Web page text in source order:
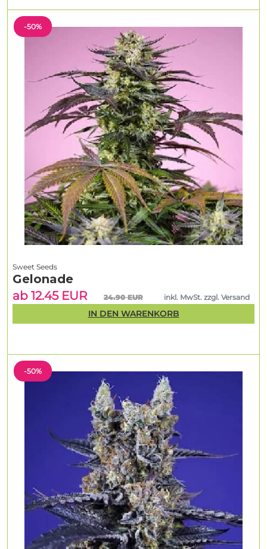
-50%
-50%
Sweet Seeds
Gelonade
ab 12.45 EUR
24.90 EUR inkl. MwSt. zzgl. Versand
IN DEN WARENKORB